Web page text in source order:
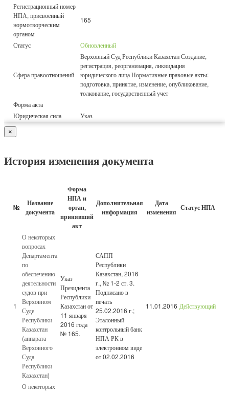
Регистрационный номер
НПА, присвоенный
нормотворческим
органом
165
Статус Обновленный
Сфера правоотношений
Верховный Суд Республики Казахстан Создание,
регистрация, реорганизация, ликвидация
юридического лица Нормативные правовые акты:
подготовка, принятие, изменение, опубликование,
толкование, государственный учет
Форма акта
Юридическая сила
Указ
×
История изменения документа
№
Название
документа
Форма
НПА и
орган,
принявший
акт
Дополнительная
информация
Дата
изменения Статус НПА
1
О некоторых
вопросах
Департамента
по
обеспечению
деятельности
судов при
Верховном
Суде
Республики
Казахстан
(аппарата
Верховного
Суда
Республики
Казахстан)
Указ
Президента
Республики
Казахстан от
11 января
2016 года
№ 165.
САПП
Республики
Казахстан, 2016
г., № 1-2 ст. 3.
Подписано в
печать
25.02.2016 г.;
Эталонный
контрольный банк
НПА РК в
электронном виде
от 02.02.2016
11.01.2016 Действующий
О некоторых